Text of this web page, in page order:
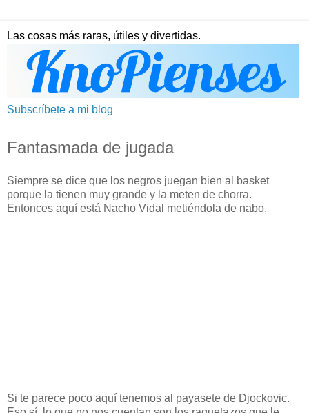
Las cosas más raras, útiles y divertidas.
Subscríbete a mi blog
Fantasmada de jugada
Siempre se dice que los negros juegan bien al basket
porque la tienen muy grande y la meten de chorra.
Entonces aquí está Nacho Vidal metiéndola de nabo.
Si te parece poco aquí tenemos al payasete de Djockovic.